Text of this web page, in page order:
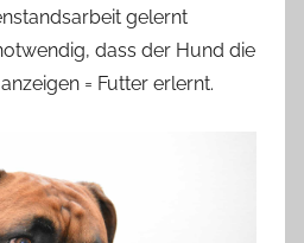
gelernt
dass der Hund die
= Futter erlernt.